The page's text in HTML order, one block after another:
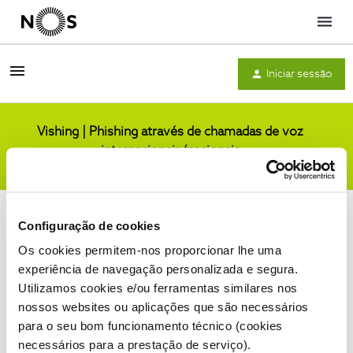
Configuração de cookies
Os cookies permitem-nos proporcionar lhe uma
experiência de navegação personalizada e segura.
Utilizamos cookies e/ou ferramentas similares nos
nossos websites ou aplicações que são necessários
para o seu bom funcionamento técnico (cookies
necessários para a prestação de serviço).
Menu
Iniciar sessão
Vishing | Phishing através de chamadas de voz
internacionais/nacionais
Condições do Fórum NOS Accessibility statement